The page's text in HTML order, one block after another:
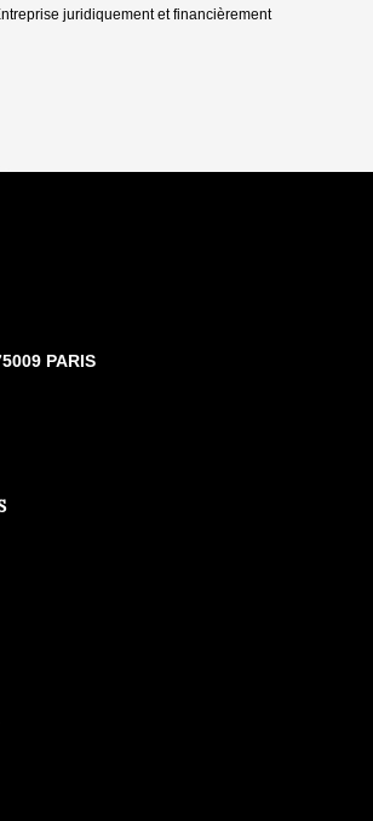
juridiquement et financièrement
PARIS